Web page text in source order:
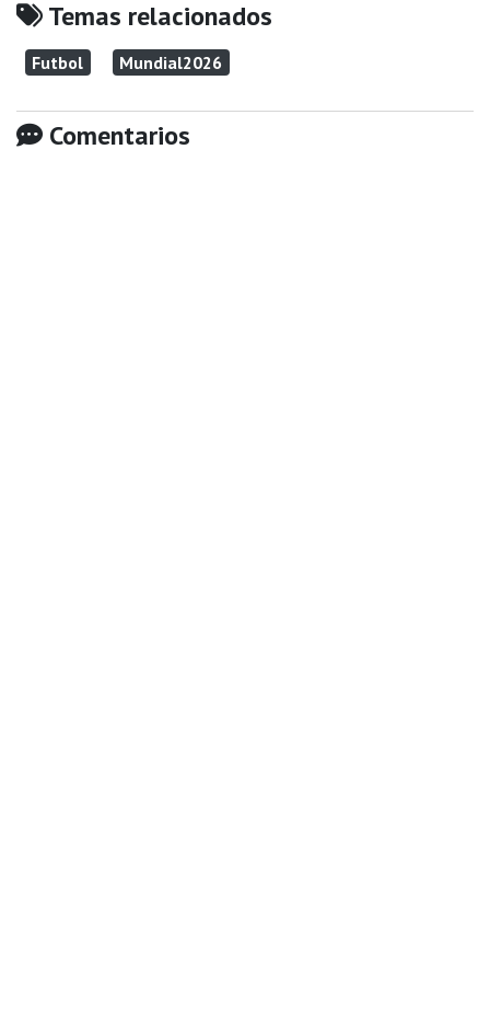
Temas relacionados
Futbol Mundial2026
Comentarios